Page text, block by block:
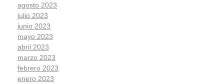
agosto 2023
julio 2023
junio 2023
mayo 2023
abril 2023
marzo 2023
febrero 2023
enero 2023